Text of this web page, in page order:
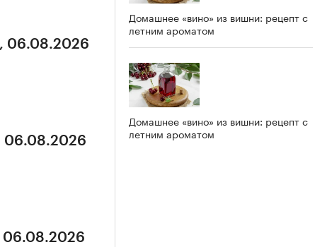
06.08.2026
06.08.2026
06.08.2026
Домашнее «вино» из вишни: рецепт с
летним ароматом
Домашнее «вино» из вишни: рецепт с
летним ароматом